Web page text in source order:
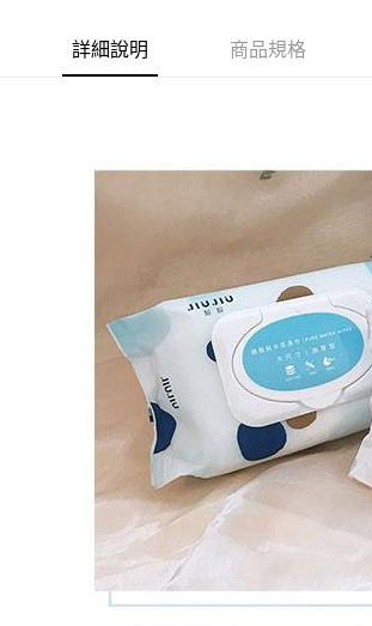
詳細說明 商品規格